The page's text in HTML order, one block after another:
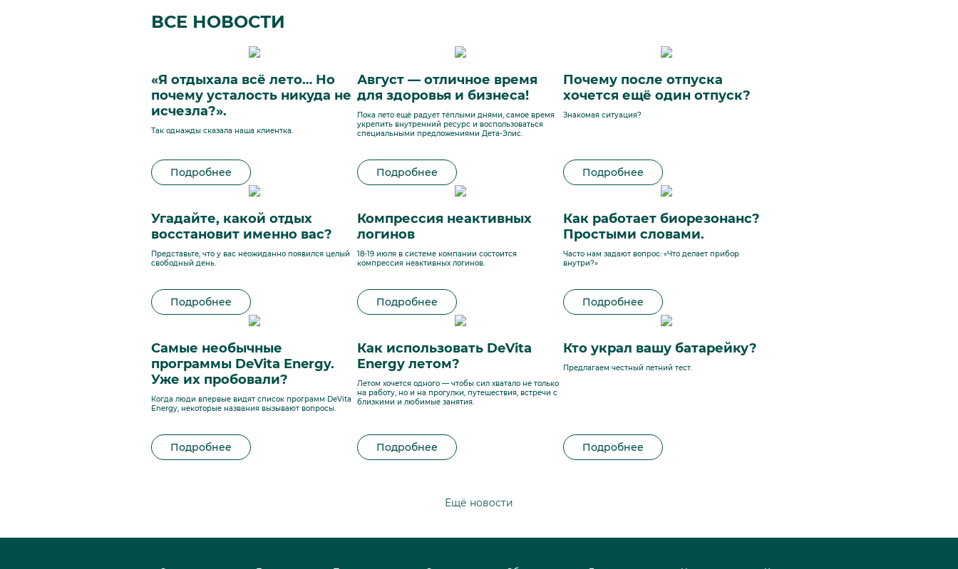
ВСЕ НОВОСТИ
«Я отдыхала всё лето… Но
почему усталость никуда не
исчезла?».
Так однажды сказала наша клиентка.
Подробнее
Август — отличное время
для здоровья и бизнеса!
Пока лето ещё радует тёплыми днями, самое время
укрепить внутренний ресурс и воспользоваться
специальными предложениями Дета-Элис.
Подробнее
Почему после отпуска
хочется ещё один отпуск?
Знакомая ситуация?
Подробнее
Угадайте, какой отдых
восстановит именно вас?
Представьте, что у вас неожиданно появился целый
свободный день.
Подробнее
Компрессия неактивных
логинов
18-19 июля в системе компании состоится
компрессия неактивных логинов.
Подробнее
Как работает биорезонанс?
Простыми словами.
Часто нам задают вопрос: «Что делает прибор
внутри?»
Подробнее
Самые необычные
программы DeVita Energy.
Уже их пробовали?
Когда люди впервые видят список программ DeVita
Energy, некоторые названия вызывают вопросы.
Подробнее
Как использовать DeVita
Energy летом?
Летом хочется одного — чтобы сил хватало не только
на работу, но и на прогулки, путешествия, встречи с
близкими и любимые занятия.
Подробнее
Кто украл вашу батарейку?
Предлагаем честный летний тест.
Подробнее
Ещё новости